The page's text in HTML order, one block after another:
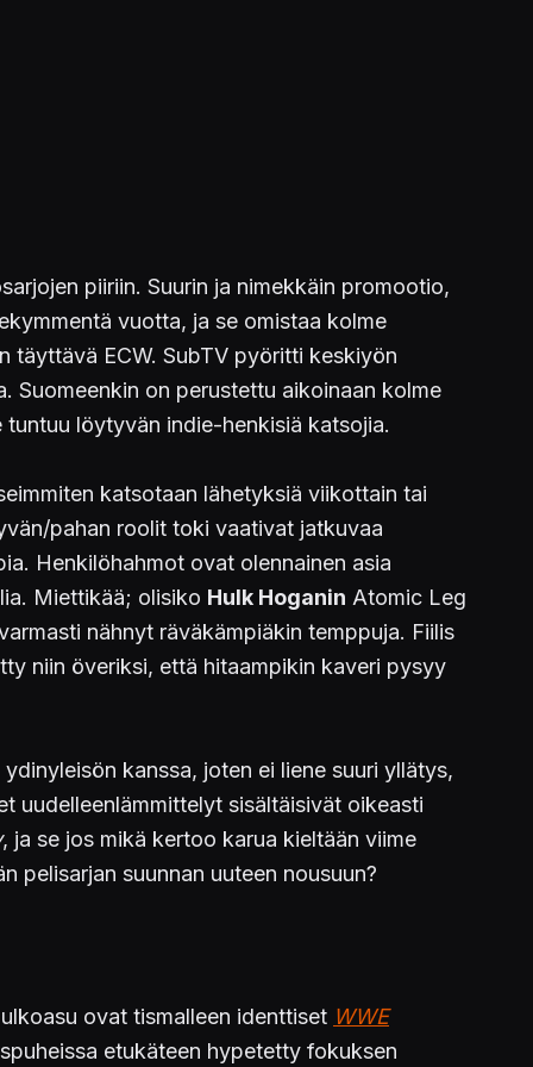
piiriin. Suurin ja nimekkäin promootio,
vuotta, ja se omistaa kolme
täyttävä ECW. SubTV pyöritti keskiyön
Suomeenkin on perustettu aikoinaan kolme
löytyvän indie-henkisiä katsojia.
katsotaan lähetyksiä viikottain tai
pahan roolit toki vaativat jatkuvaa
Henkilöhahmot ovat olennainen asia
Miettikää; olisiko Hulk Hoganin Atomic Leg
nähnyt räväkämpiäkin temppuja. Fiilis
niin överiksi, että hitaampikin kaveri pysyy
kanssa, joten ei liene suuri yllätys,
uudelleenlämmittelyt sisältäisivät oikeasti
, ja se jos mikä kertoo karua kieltään viime
pelisarjan suunnan uuteen nousuun?
ovat tismalleen identtiset WWE
etukäteen hypetetty fokuksen